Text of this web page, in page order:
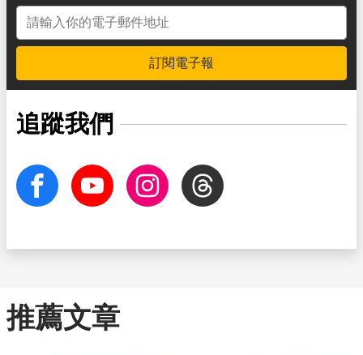
電子郵件地址
訂閱電子報
追蹤我們
facebook Youtube InstagramThreads
推薦文章